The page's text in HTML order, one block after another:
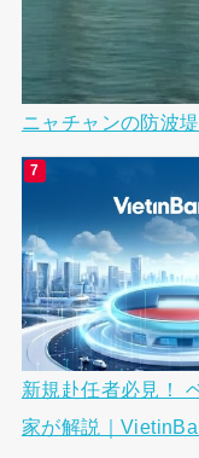
ニャチャンの防波
新規赴任者必見！
家が解説｜